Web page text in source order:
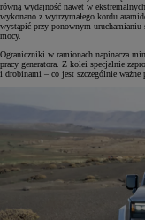
równą wydajność nawet w
wykonano z wytrzymałego kordu
wystąpić przy ponownym uruchamianiu
mocy.
Ograniczniki w ramionach napinacza
pracy generatora. Z kolei specjalnie
i drobinami – co jest szczególnie ważne